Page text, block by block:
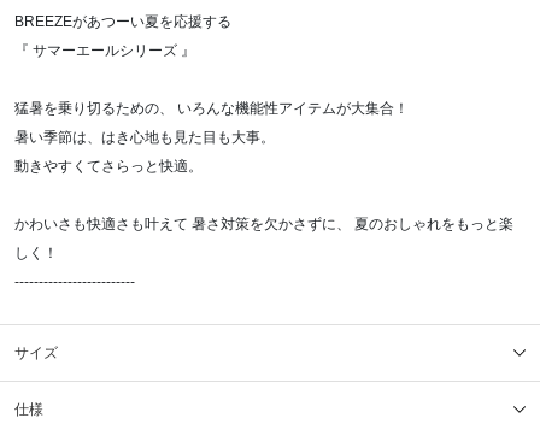
BREEZEがあつーい夏を応援する
『 サマーエールシリーズ 』
猛暑を乗り切るための、 いろんな機能性アイテムが大集合！
暑い季節は、はき心地も見た目も大事。
動きやすくてさらっと快適。
かわいさも快適さも叶えて 暑さ対策を欠かさずに、 夏のおしゃれをもっと楽
しく！
-------------------------
サイズ
仕様